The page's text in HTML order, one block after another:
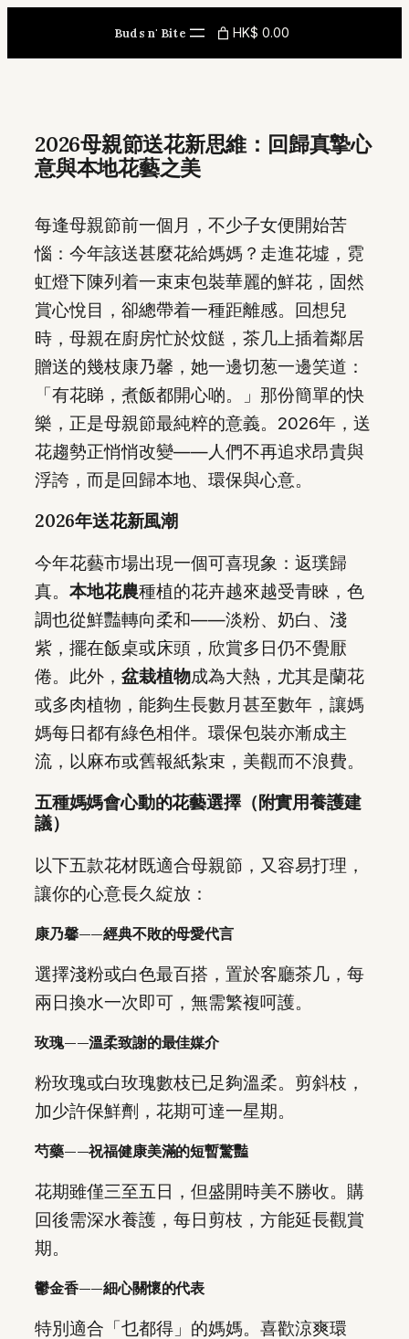
content
Buds n' Bite HK$ 0.00
2026母親節送花新思維：回歸真摯心
意與本地花藝之美
每逢母親節前一個月，不少子女便開始苦
惱：今年該送甚麼花給媽媽？走進花墟，霓
虹燈下陳列着一束束包裝華麗的鮮花，固然
賞心悅目，卻總帶着一種距離感。回想兒
時，母親在廚房忙於炆餸，茶几上插着鄰居
贈送的幾枝康乃馨，她一邊切葱一邊笑道：
「有花睇，煮飯都開心啲。」那份簡單的快
樂，正是母親節最純粹的意義。2026年，送
花趨勢正悄悄改變——人們不再追求昂貴與
浮誇，而是回歸本地、環保與心意。
2026年送花新風潮
今年花藝市場出現一個可喜現象：返璞歸
真。 本地花農種植的花卉越來越受青睞，色
調也從鮮豔轉向柔和——淡粉、奶白、淺
紫，擺在飯桌或床頭，欣賞多日仍不覺厭
倦。此外， 盆栽植物成為大熱，尤其是蘭花
或多肉植物，能夠生長數月甚至數年，讓媽
媽每日都有綠色相伴。環保包裝亦漸成主
流，以麻布或舊報紙紮束，美觀而不浪費。
五種媽媽會心動的花藝選擇（附實用養護建
議）
以下五款花材既適合母親節，又容易打理，
讓你的心意長久綻放：
康乃馨——經典不敗的母愛代言
選擇淺粉或白色最百搭，置於客廳茶几，每
兩日換水一次即可，無需繁複呵護。
玫瑰——溫柔致謝的最佳媒介
粉玫瑰或白玫瑰數枝已足夠溫柔。剪斜枝，
加少許保鮮劑，花期可達一星期。
芍藥——祝福健康美滿的短暫驚豔
花期雖僅三至五日，但盛開時美不勝收。購
回後需深水養護，每日剪枝，方能延長觀賞
期。
鬱金香——細心關懷的代表
特別適合「乜都得」的媽媽。喜歡涼爽環